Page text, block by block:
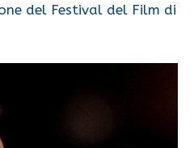
del Festival del Film di